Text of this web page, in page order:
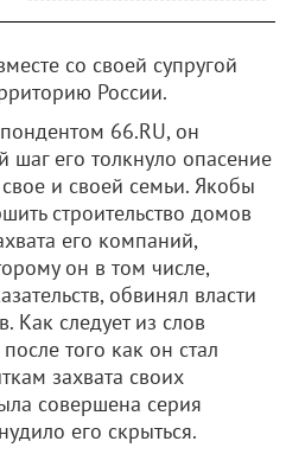
со своей супругой
России.
66.RU, он
шаг его толкнуло опасение
и своей семьи. Якобы
строительство домов
его компаний,
он в том числе,
обвинял власти
Как следует из слов
того как он стал
захвата своих
совершена серия
его скрыться.